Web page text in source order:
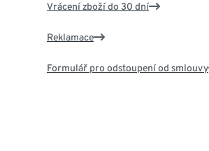
Vrácení zboží do 30 dní
Reklamace
Formulář pro odstoupení od smlouvy